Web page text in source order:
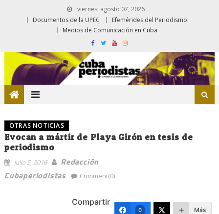
viernes, agosto 07, 2026
Documentos de la UPEC
Efemérides del Periodismo
Medios de Comunicación en Cuba
OTRAS NOTICIAS
Evocan a mártir de Playa Girón en tesis de
periodismo
julio 5, 2016
Redacción
Cubaperiodistas
Comment(0)
Compartir
0 Más